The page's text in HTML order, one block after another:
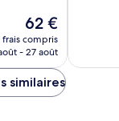
Le
nouveau
prix
de
62 €
frais compris
- 27 août
similaires